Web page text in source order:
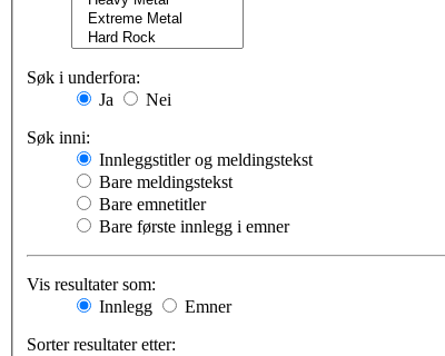
Søk i underfora:
Ja
Nei
Søk inni:
Innleggstitler og meldingstekst
Bare meldingstekst
Bare emnetitler
Bare første innlegg i emner
Vis resultater som:
Innlegg
Emner
Sorter resultater etter: